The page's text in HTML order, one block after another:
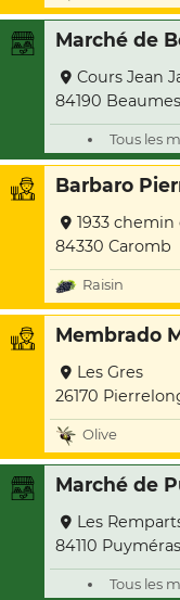
Marché de
Cours Jean
84190
Tous les
Barbaro
1933
84330 Caromb
Raisin
Membrado
Les Gres
26170
Olive
Marché de
Les
84110 Puyméras
Tous les